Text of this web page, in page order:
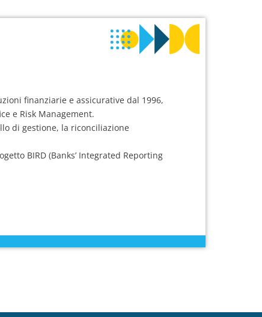
finanziarie e assicurative dal 1996,
e Risk Management.
di gestione, la riconciliazione
BIRD (Banks’ Integrated Reporting